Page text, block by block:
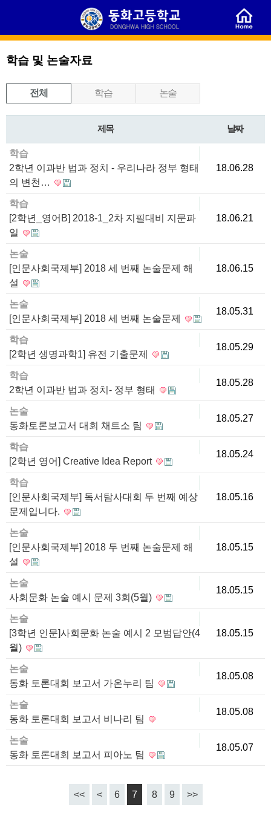
학습 및 논술자료
전체 학습 논술
제목 날짜
학습
2학년 이과반 법과 정치 - 우리나라 정부 형태
의 변천…
18.06.28
학습
[2학년_영어B] 2018-1_2차 지필대비 지문파
일
18.06.21
논술
[인문사회국제부] 2018 세 번째 논술문제 해
설
18.06.15
논술
[인문사회국제부] 2018 세 번째 논술문제
18.05.31
학습
[2학년 생명과학1] 유전 기출문제
18.05.29
학습
2학년 이과반 법과 정치- 정부 형태
18.05.28
논술
동화토론보고서 대회 채트소 팀
18.05.27
학습
[2학년 영어] Creative Idea Report
18.05.24
학습
[인문사회국제부] 독서탐사대회 두 번째 예상
문제입니다.
18.05.16
논술
[인문사회국제부] 2018 두 번째 논술문제 해
설
18.05.15
논술
사회문화 논술 예시 문제 3회(5월)
18.05.15
논술
[3학년 인문]사회문화 논술 예시 2 모범답안(4
월)
18.05.15
논술
동화 토론대회 보고서 가온누리 팀
18.05.08
논술
동화 토론대회 보고서 비나리 팀
18.05.08
논술
동화 토론대회 보고서 피아노 팀
18.05.07
<< < 6 7 8 9 >>